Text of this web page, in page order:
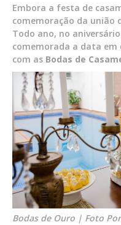
Embora a festa de
comemoração da união
Todo ano, no
comemorada a data
com as Bodas de
Bodas de Ouro | Foto